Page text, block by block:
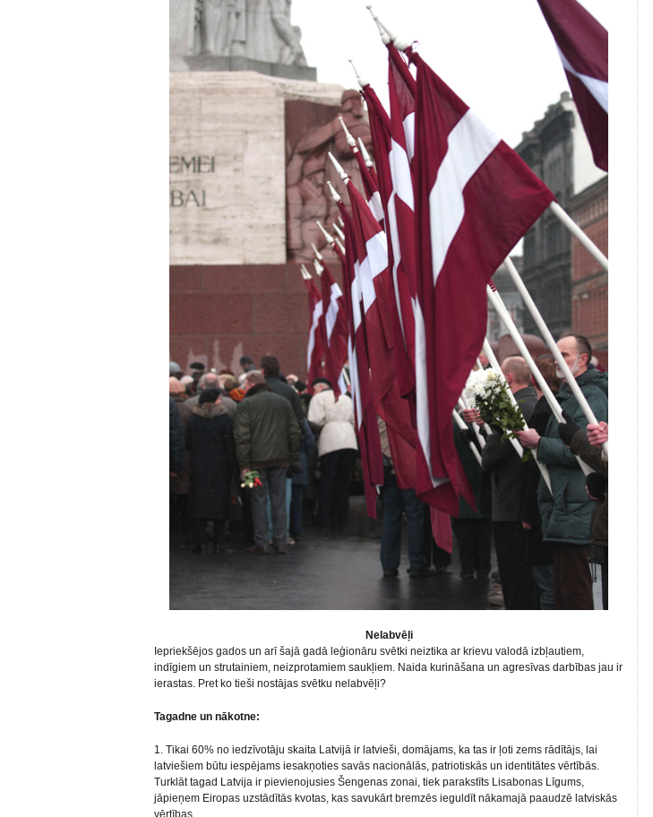
Nelabvēļi
Iepriekšējos gados un arī šajā gadā leģionāru svētki neiztika ar krievu valodā izbļautiem,
indīgiem un strutainiem, neizprotamiem saukļiem. Naida kurināšana un agresīvas darbības jau ir
ierastas. Pret ko tieši nostājas svētku nelabvēļi?
Tagadne un nākotne:
1. Tikai 60% no iedzīvotāju skaita Latvijā ir latvieši, domājams, ka tas ir ļoti zems rādītājs, lai
latviešiem būtu iespējams iesakņoties savās nacionālās, patriotiskās un identitātes vērtībās.
Turklāt tagad Latvija ir pievienojusies Šengenas zonai, tiek parakstīts Lisabonas Līgums,
jāpieņem Eiropas uzstādītās kvotas, kas savukārt bremzēs ieguldīt nākamajā paaudzē latviskās
vērtības.